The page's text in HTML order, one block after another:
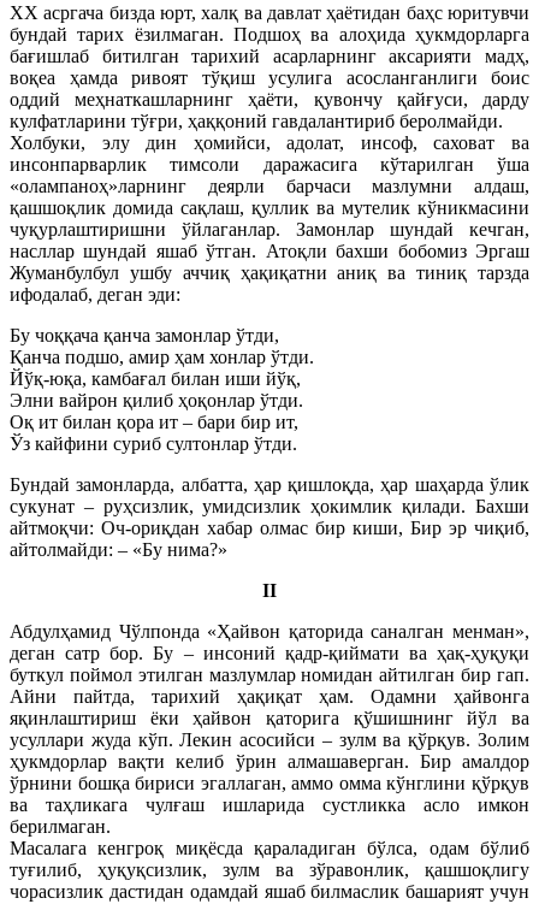
XX асргача бизда юрт, халқ ва давлат ҳаётидан баҳс юритувчи
бундай тарих ёзилмаган. Подшоҳ ва алоҳида ҳукмдорларга
бағишлаб битилган тарихий асарларнинг аксарияти мадҳ,
воқеа ҳамда ривоят тўқиш усулига асосланганлиги боис
оддий меҳнаткашларнинг ҳаёти, қувончу қайғуси, дарду
кулфатларини тўғри, ҳаққоний гавдалантириб беролмайди.
Холбуки, элу дин ҳомийси, адолат, инсоф, саховат ва
инсонпарварлик тимсоли даражасига кўтарилган ўша
«олампаноҳ»ларнинг деярли барчаси мазлумни алдаш,
қашшоқлик домида сақлаш, қуллик ва мутелик кўникмасини
чуқурлаштиришни ўйлаганлар. Замонлар шундай кечган,
насллар шундай яшаб ўтган. Атоқли бахши бобомиз Эргаш
Жуманбулбул ушбу аччиқ ҳақиқатни аниқ ва тиниқ тарзда
ифодалаб, деган эди:
Бу чоққача қанча замонлар ўтди,
Қанча подшо, амир ҳам хонлар ўтди.
Йўқ-юқа, камбағал билан иши йўқ,
Элни вайрон қилиб ҳоқонлар ўтди.
Оқ ит билан қора ит – бари бир ит,
Ўз кайфини суриб султонлар ўтди.
Бундай замонларда, албатта, ҳар қишлоқда, ҳар шаҳарда ўлик
сукунат – руҳсизлик, умидсизлик ҳокимлик қилади. Бахши
айтмоқчи: Оч-ориқдан хабар олмас бир киши, Бир эр чиқиб,
айтолмайди: – «Бу нима?»
II
Абдулҳамид Чўлпонда «Ҳайвон қаторида саналган менман»,
деган сатр бор. Бу – инсоний қадр-қиймати ва ҳақ-ҳуқуқи
буткул поймол этилган мазлумлар номидан айтилган бир гап.
Айни пайтда, тарихий ҳақиқат ҳам. Одамни ҳайвонга
яқинлаштириш ёки ҳайвон қаторига қўшишнинг йўл ва
усуллари жуда кўп. Лекин асосийси – зулм ва қўрқув. Золим
ҳукмдорлар вақти келиб ўрин алмашаверган. Бир амалдор
ўрнини бошқа бириси эгаллаган, аммо омма кўнглини қўрқув
ва таҳликага чулғаш ишларида сустликка асло имкон
берилмаган.
Масалага кенгроқ миқёсда қараладиган бўлса, одам бўлиб
туғилиб, ҳуқуқсизлик, зулм ва зўравонлик, қашшоқлигу
чорасизлик дастидан одамдай яшаб билмаслик башарият учун